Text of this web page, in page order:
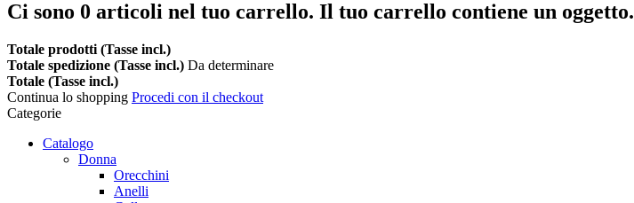
Ci sono 0 articoli nel tuo carrello. Il tuo carrello contiene un oggetto.
Totale prodotti (Tasse incl.)
Totale spedizione (Tasse incl.) Da determinare
Totale (Tasse incl.)
Continua lo shopping Procedi con il checkout
Categorie
Catalogo
Donna
Orecchini
Anelli